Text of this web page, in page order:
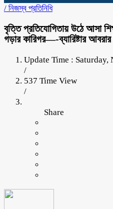
/ নিজস্ব প্রতিনিধি
বৃত্তি প্রতিযোগিতায় উঠে আসা
গড়ার কারিগর—-ব্যারিষ্টার
Update Time : Saturday,
/
537 Time View
/
Share